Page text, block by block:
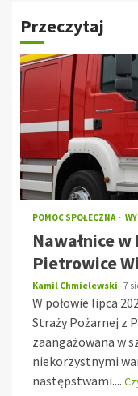
Przeczytaj
POMOC SPOŁECZNA
Nawałnice w
Pietrowice
Kamil Chmielewski 7
W połowie lipca
Straży Pożarnej z
zaangażowana w
niekorzystnymi
następstwami....